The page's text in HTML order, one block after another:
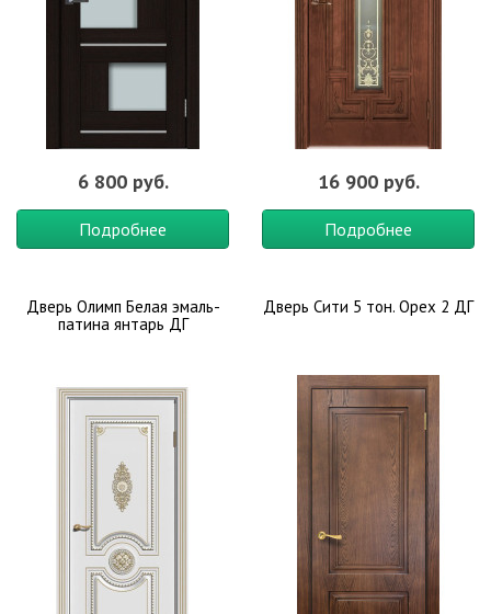
6 800 руб.
Подробнее
16 900 руб.
Подробнее
Дверь Олимп Белая эмаль-
патина янтарь ДГ
Дверь Сити 5 тон. Орех 2 ДГ